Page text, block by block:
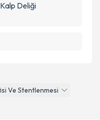
Ve Stentlenmesi
Deliği